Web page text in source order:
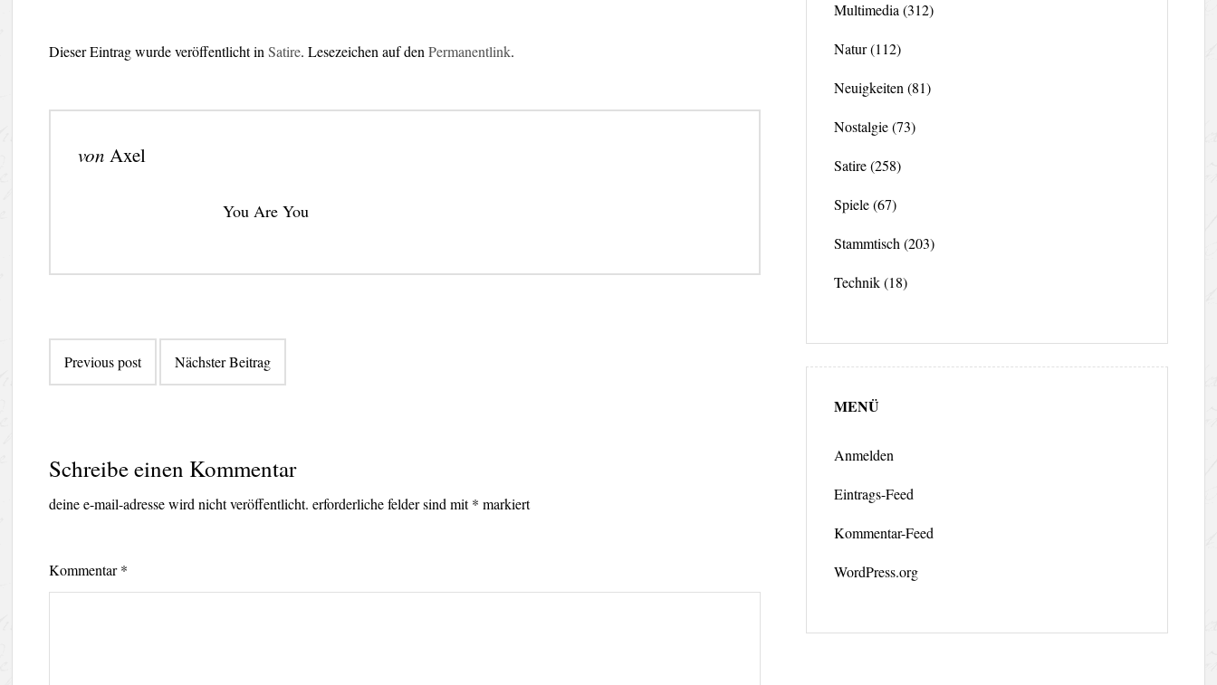
Dieser Eintrag wurde veröffentlicht inSatire. Lesezeichen auf denPermanentlink.
vonAxel
You Are You
Beitragsnavigation
Previous post Nächster Beitrag
Schreibe einen Kommentar
deine e-mail-adresse wird nicht veröffentlicht. erforderliche felder sind mit* markiert
Kommentar*
Multimedia (312)
Natur(112)
Neuigkeiten (81)
Nostalgie(73)
Satire(258)
Spiele(67)
Stammtisch (203)
Technik(18)
MENÜ
Anmelden
Eintrags-Feed
Kommentar-Feed
WordPress.org